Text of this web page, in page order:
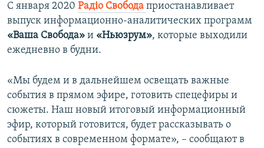
Все сайты RFE/RL
С января 2020 Радіо Свобода приостанавливает
выпуск информационно-аналитических программ
«Ваша Свобода» и «Ньюзрум», которые выходили
ежедневно в будни.
«Мы будем и в дальнейшем освещать важные
события в прямом эфире, готовить спецефиры и
сюжеты. Наш новый итоговый информационный
эфир, который готовится, будет рассказывать о
событиях в современном формате», – сообщают в